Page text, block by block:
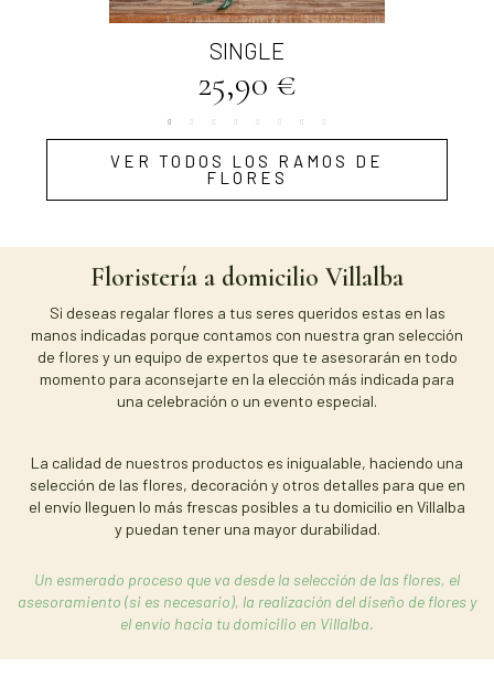
Vista rápida
SINGLE
25,90 €
VER TODOS LOS RAMOS DE
FLORES
Floristería a domicilio Villalba
Si deseas regalar flores a tus seres queridos estas en las
manos indicadas porque contamos con nuestra gran selección
de flores y un equipo de expertos que te asesorarán en todo
momento para aconsejarte en la elección más indicada para
una celebración o un evento especial.
La calidad de nuestros productos es inigualable, haciendo una
selección de las flores, decoración y otros detalles para que en
el envío lleguen lo más frescas posibles a tu domicilio en Villalba
y puedan tener una mayor durabilidad.
Un esmerado proceso que va desde la selección de las flores, el
asesoramiento (si es necesario), la realización del diseño de flores y
el envío hacia tu domicilio en Villalba.